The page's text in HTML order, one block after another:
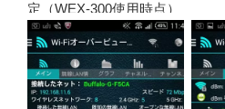
定（WEX-300使用時点）